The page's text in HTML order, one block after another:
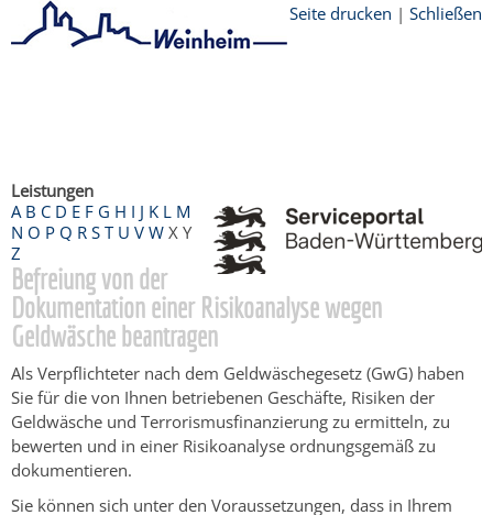
Seite drucken | Schließen
Leistungen
A B C D E F G H I J K L M
N O P Q R S T U V W X Y
Z
Befreiung von der
Dokumentation einer Risikoanalyse wegen
Geldwäsche beantragen
Als Verpflichteter nach dem Geldwäschegesetz (GwG) haben
Sie für die von Ihnen betriebenen Geschäfte, Risiken der
Geldwäsche und Terrorismusfinanzierung zu ermitteln, zu
bewerten und in einer Risikoanalyse ordnungsgemäß zu
dokumentieren.
Sie können sich unter den Voraussetzungen, dass in Ihrem